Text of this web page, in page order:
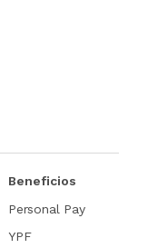
Beneficios
Personal Pay
YPF